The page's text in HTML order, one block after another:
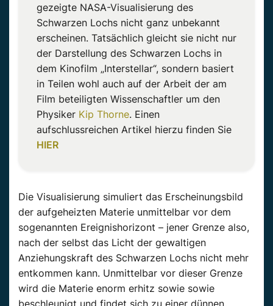
gezeigte NASA-Visualisierung des
Schwarzen Lochs nicht ganz unbekannt
erscheinen. Tatsächlich gleicht sie nicht nur
der Darstellung des Schwarzen Lochs in
dem Kinofilm „Interstellar“, sondern basiert
in Teilen wohl auch auf der Arbeit der am
Film beteiligten Wissenschaftler um den
Physiker Kip Thorne. Einen
aufschlussreichen Artikel hierzu finden Sie
HIER
Die Visualisierung simuliert das Erscheinungsbild
der aufgeheizten Materie unmittelbar vor dem
sogenannten Ereignishorizont – jener Grenze also,
nach der selbst das Licht der gewaltigen
Anziehungskraft des Schwarzen Lochs nicht mehr
entkommen kann. Unmittelbar vor dieser Grenze
wird die Materie enorm erhitz sowie sowie